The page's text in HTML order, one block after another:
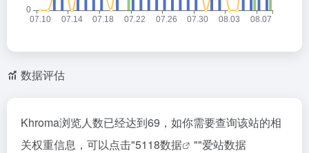
数据评估
Khroma浏览人数已经达到69，如你需要查询该站的相
关权重信息，可以点击"5118数据 ""爱站数据